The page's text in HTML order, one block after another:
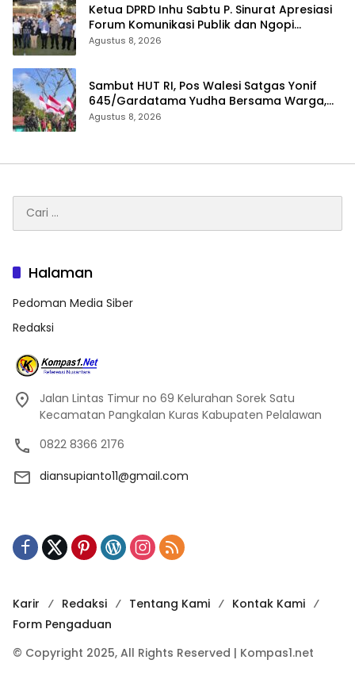
Ketua DPRD Inhu Sabtu P. Sinurat Apresiasi
Forum Komunikasi Publik dan Ngopi
Bersama Kejari Inhu
Agustus 8, 2026
Sambut HUT RI, Pos Walesi Satgas Yonif
645/Gardatama Yudha Bersama Warga,
Kibarkan Merah Putih di Bukit Walesi
Agustus 8, 2026
untuk:
Halaman
Pedoman Media Siber
Redaksi
Jalan Lintas Timur no 69 Kelurahan Sorek Satu
Kecamatan Pangkalan Kuras Kabupaten Pelalawan
0822 8366 2176
diansupianto11@gmail.com
Karir Redaksi Tentang Kami
Kontak Kami
Form Pengaduan
© Copyright 2025, All Rights Reserved | Kompas1.net